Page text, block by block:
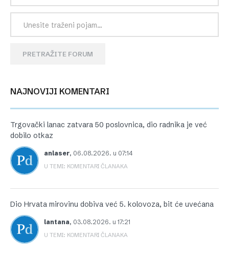
PRETRAŽITE FORUM
NAJNOVIJI KOMENTARI
Trgovački lanac zatvara 50 poslovnica, dio radnika je već
dobilo otkaz
anlaser, 06.08.2026. u 07:14
U TEMI: KOMENTARI ČLANAKA
Dio Hrvata mirovinu dobiva već 5. kolovoza, bit će uvećana
lantana, 03.08.2026. u 17:21
U TEMI: KOMENTARI ČLANAKA